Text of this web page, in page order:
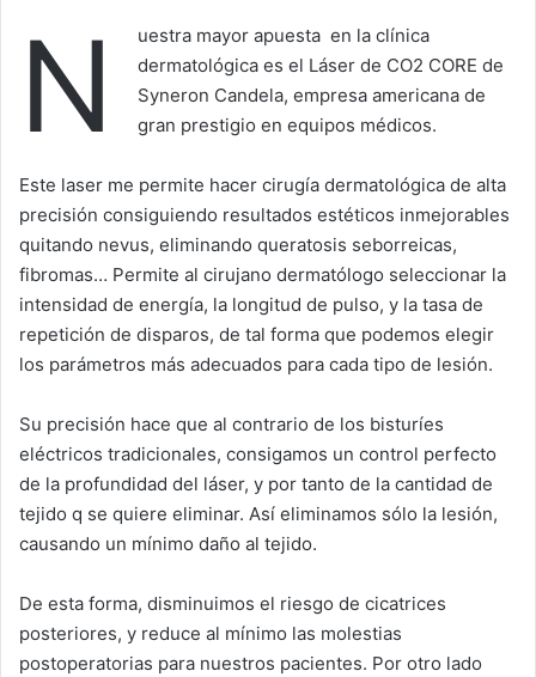
N
uestra mayor apuesta en la clínica
dermatológica es el Láser de CO2 CORE de
Syneron Candela, empresa americana de
gran prestigio en equipos médicos.
Este laser me permite hacer cirugía dermatológica de alta
precisión consiguiendo resultados estéticos inmejorables
quitando nevus, eliminando queratosis seborreicas,
fibromas… Permite al cirujano dermatólogo seleccionar la
intensidad de energía, la longitud de pulso, y la tasa de
repetición de disparos, de tal forma que podemos elegir
los parámetros más adecuados para cada tipo de lesión.
Su precisión hace que al contrario de los bisturíes
eléctricos tradicionales, consigamos un control perfecto
de la profundidad del láser, y por tanto de la cantidad de
tejido q se quiere eliminar. Así eliminamos sólo la lesión,
causando un mínimo daño al tejido.
De esta forma, disminuimos el riesgo de cicatrices
posteriores, y reduce al mínimo las molestias
postoperatorias para nuestros pacientes. Por otro lado